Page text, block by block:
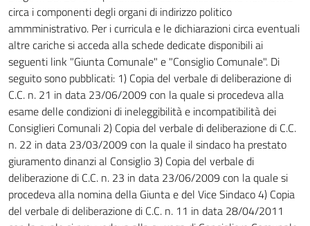
circa i componenti degli organi di indirizzo politico
ammministrativo. Per i curricula e le dichiarazioni circa eventuali
altre cariche si acceda alla schede dedicate disponibili ai
seguenti link "Giunta Comunale" e "Consiglio Comunale". Di
seguito sono pubblicati: 1) Copia del verbale di deliberazione di
C.C. n. 21 in data 23/06/2009 con la quale si procedeva alla
esame delle condizioni di ineleggibilità e incompatibilità dei
Consiglieri Comunali 2) Copia del verbale di deliberazione di C.C.
n. 22 in data 23/03/2009 con la quale il sindaco ha prestato
giuramento dinanzi al Consiglio 3) Copia del verbale di
deliberazione di C.C. n. 23 in data 23/06/2009 con la quale si
procedeva alla nomina della Giunta e del Vice Sindaco 4) Copia
del verbale di deliberazione di C.C. n. 11 in data 28/04/2011